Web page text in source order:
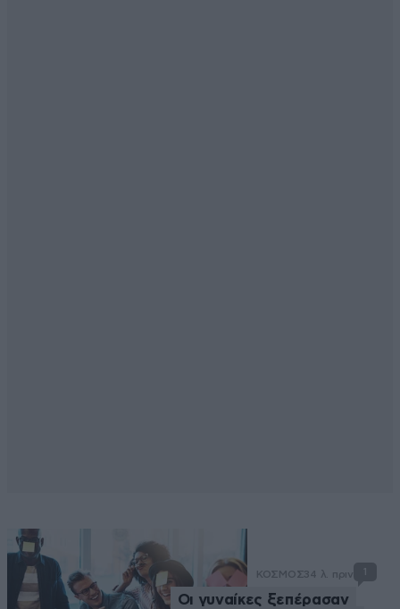
ΚΟΣΜΟΣ34 λ. πριν
Οι γυναίκες ξεπέρασαν